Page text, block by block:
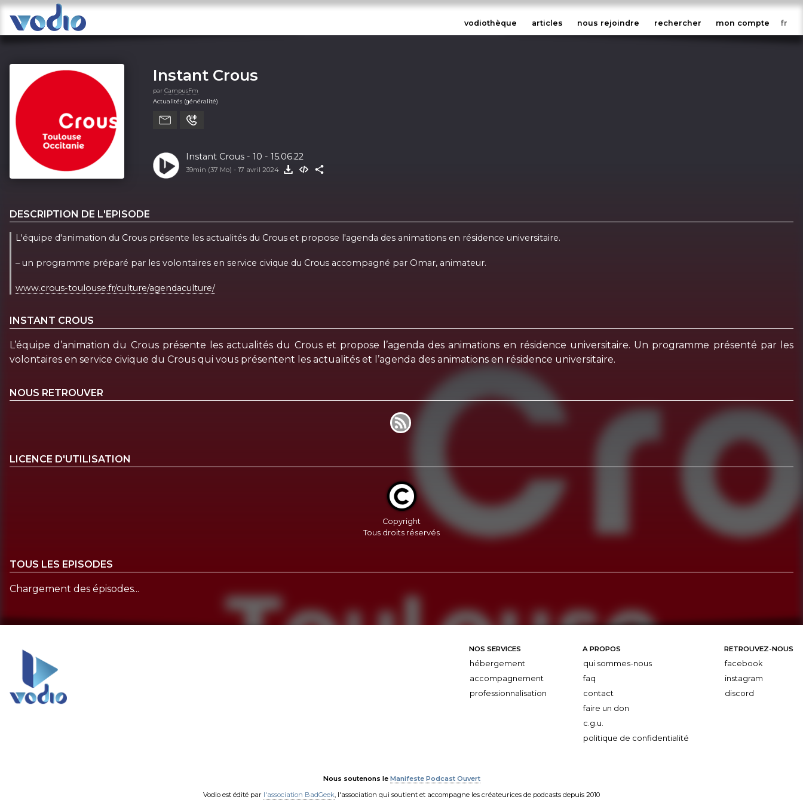
vodiothèque articles nous rejoindre rechercher mon compte
Instant Crous
par CampusFm
Actualités (généralité)
Instant Crous - 10 - 15.06.22
39min (37 Mo) - 17 avril 2024
DESCRIPTION DE L'EPISODE
L'équipe d'animation du Crous présente les actualités du Crous et propose l'agenda des animations en résidence universitaire.
– un programme préparé par les volontaires en service civique du Crous accompagné par Omar, animateur.
www.crous-toulouse.fr/culture/agendaculture/
INSTANT CROUS
L’équipe d’animation du Crous présente les actualités du Crous et propose l’agenda des animations en résidence universitaire. Un programme présenté par les
volontaires en service civique du Crous qui vous présentent les actualités et l’agenda des animations en résidence universitaire.
NOUS RETROUVER
LICENCE D'UTILISATION
Copyright
Tous droits réservés
TOUS LES EPISODES
Chargement des épisodes...
NOS SERVICES
hébergement
accompagnement
professionnalisation
A PROPOS
qui sommes-nous
faq
contact
faire un don
c.g.u.
politique de confidentialité
RETROUVEZ-NOUS
facebook
instagram
discord
Nous soutenons le Manifeste Podcast Ouvert
Vodio est édité par l'association BadGeek , l'association qui soutient et accompagne les créateurices de podcasts depuis 2010